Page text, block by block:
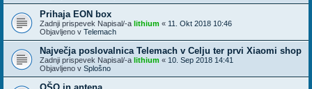
Prihaja EON box
Zadnji prispevek Napisal/-a lithium « 11. Okt 2018 10:46
Objavljeno v Telemach
Največja poslovalnica Telemach v Celju ter prvi Xiaomi shop
Zadnji prispevek Napisal/-a lithium « 10. Sep 2018 14:41
Objavljeno v Splošno
OŠO in antena